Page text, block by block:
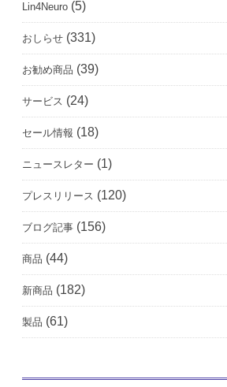
Lin4Neuro (5)
おしらせ (331)
お勧め商品 (39)
サービス (24)
セール情報 (18)
ニュースレター (1)
プレスリリース (120)
ブログ記事 (156)
商品 (44)
新商品 (182)
製品 (61)